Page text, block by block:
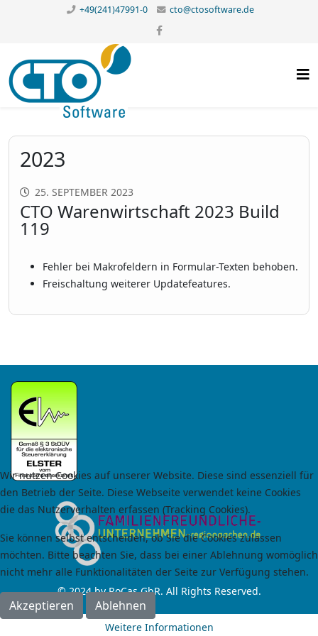
+49(241)47991-0 cto@ctosoftware.de
2023
25. SEPTEMBER 2023
CTO Warenwirtschaft 2023 Build
119
Fehler bei Makrofeldern in Formular-Texten behoben.
Freischaltung weiterer Updatefeatures.
© 2024 by RoCas GbR. All Rights Reserved.
Wir nutzen Cookies auf unserer Website. Diese sind essenziell für
den Betrieb der Seite. Diese Webseite verwendet keine Cookies
die das Nutzerverhalten erfassen (Tracking Cookies).
Sie können selbst entscheiden, ob Sie die Cookies zulassen
möchten. Bitte beachten Sie, dass bei einer Ablehnung womöglich
nicht mehr alle Funktionalitäten der Seite zur Verfügung stehen.
Akzeptieren Ablehnen
Weitere Informationen